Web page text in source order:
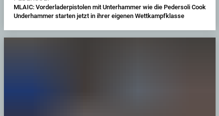
MLAIC: Vorderladerpistolen mit Unterhammer wie die Pedersoli Cook
Underhammer starten jetzt in ihrer eigenen Wettkampfklasse